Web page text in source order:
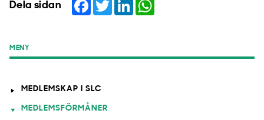
Dela sidan
MENY
MEDLEMSKAP I SLC
MEDLEMSFÖRMÅNER